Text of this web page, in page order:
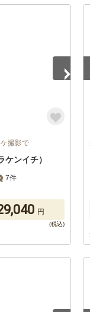
撮影で
ンイチ）
7件
円